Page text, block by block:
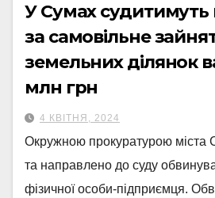
У Сумах
за самовільне
земельних ділянок
млн грн
4 КВІТНЯ, 2024
Окружною прокуратурою міста
та направлено до суду
фізичної особи-підприємця.